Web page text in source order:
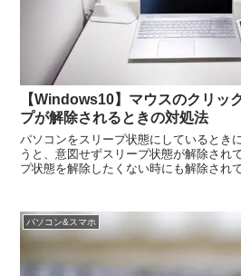
【Windows10】マウスのクリッ
プが解除されるときの対処法
パソコンをスリープ状態にしているとき
うと、意図せずスリープ状態が解除され
プ状態を解除したくない時にも解除され
パソコン&スマホ